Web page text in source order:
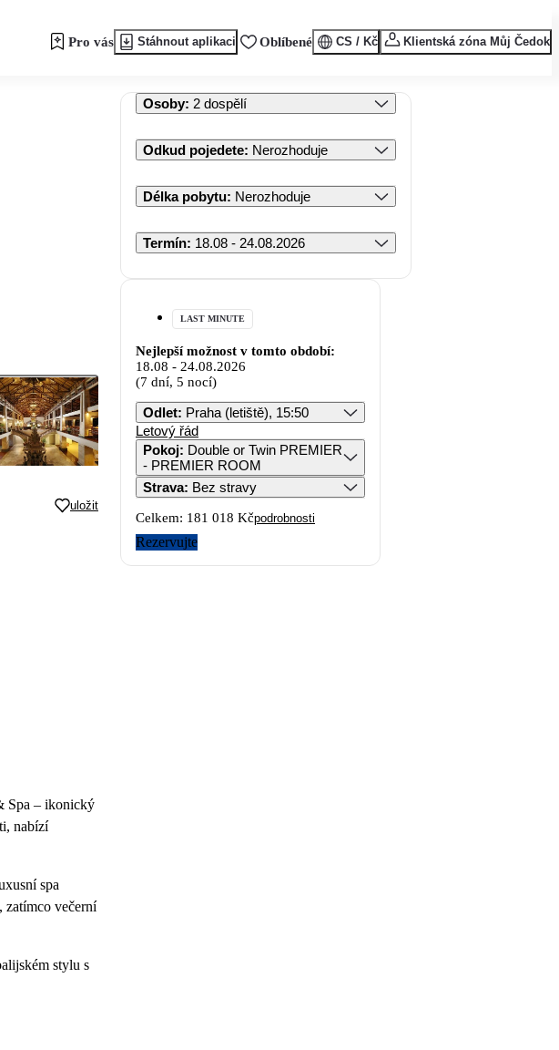
Pro vás Stáhnout aplikaci Oblíbené CS / Kč Klientská zóna Můj Čedok
uložit
Spa – ikonický
nabízí
spa
zatímco večerní
stylu s
Osoby: 2 dospělí
Odkud pojedete: Nerozhoduje
Délka pobytu: Nerozhoduje
Termín: 18.08 - 24.08.2026
LAST MINUTE
Nejlepší možnost v tomto období:
18.08 - 24.08.2026
(7 dní, 5 nocí)
Odlet: Praha (letiště), 15:50
Letový řád
Pokoj: Double or Twin PREMIER
- PREMIER ROOM
Strava: Bez stravy
Celkem: 181 018 Kčpodrobnosti
Rezervujte